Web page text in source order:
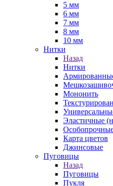
5 мм
6 мм
7 мм
8 мм
10 мм
Нитки
Назад
Нитки
Мононить
Эластичные
Карта цветов
Джинсовые
Пуговицы
Назад
Пуговицы
Пукля